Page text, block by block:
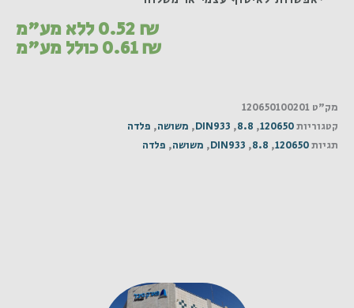
0.52₪ ללא מע"מ
0.61₪ כולל מע"מ
מק"ט 120650100201
קטגוריות120650
,
8.8
,
DIN933
, משושה, פלדה
תגיות120650
,
8.8
,
DIN933
, משושה, פלדה